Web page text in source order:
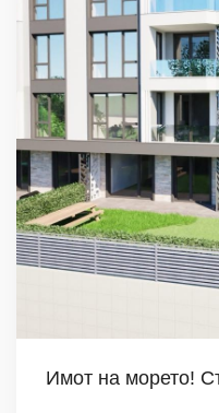
Имот на морето!